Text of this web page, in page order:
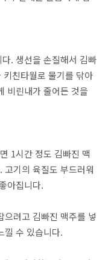
. 생선을 손질해서 김빠
친타월로 물기를 닦아
비린내가 줄어든 것을
1시간 정도 김빠진 맥
기의 육질도 부드러워
아집니다.
으려고 김빠진 맥주를 넣
낄 수 있습니다.